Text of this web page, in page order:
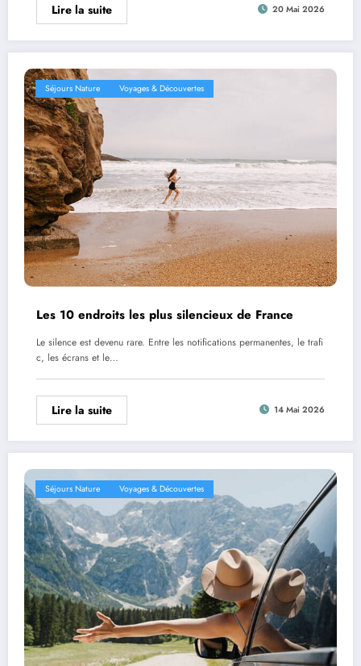
Lire la suite 20 Mai 2026
Séjours Nature Voyages & Découvertes
Les 10 endroits les plus silencieux de France
Le silence est devenu rare. Entre les notifications permanentes, le trafi
c, les écrans et le…
Lire la suite 14 Mai 2026
Séjours Nature Voyages & Découvertes